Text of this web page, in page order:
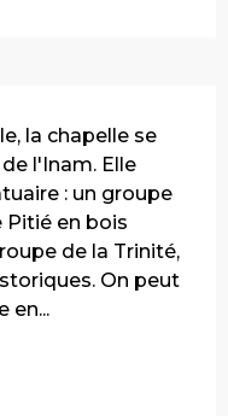
la chapelle se
l'Inam. Elle
: un groupe
Pitié en bois
de la Trinité,
On peut
en...